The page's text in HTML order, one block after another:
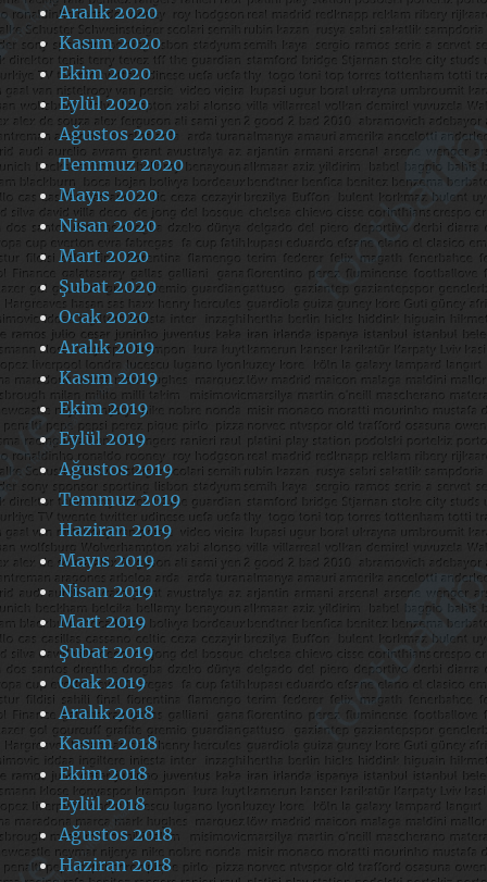
Aralık 2020
Kasım 2020
Ekim 2020
Eylül 2020
Ağustos 2020
Temmuz 2020
Mayıs 2020
Nisan 2020
Mart 2020
Şubat 2020
Ocak 2020
Aralık 2019
Kasım 2019
Ekim 2019
Eylül 2019
Ağustos 2019
Temmuz 2019
Haziran 2019
Mayıs 2019
Nisan 2019
Mart 2019
Şubat 2019
Ocak 2019
Aralık 2018
Kasım 2018
Ekim 2018
Eylül 2018
Ağustos 2018
Haziran 2018